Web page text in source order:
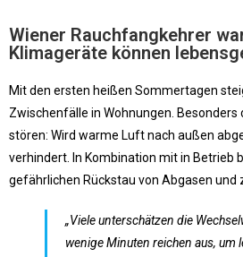
Wiener Rauchfangkehrer
Klimageräte können
Mit den ersten heißen Sommertagen
Zwischenfälle in Wohnungen.
stören: Wird warme Luft nach außen
verhindert. In Kombination mit in Betrieb
gefährlichen Rückstau von Abgasen und
„Viele unterschätzen die
wenige Minuten reichen aus,